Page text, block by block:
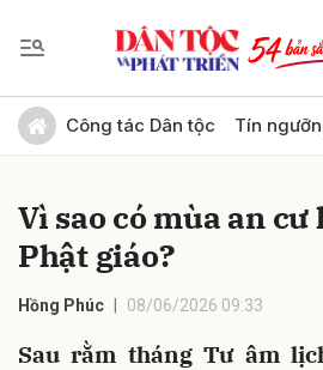
Công tác Dân tộc Tín
Vì sao có mùa an
Phật giáo?
Hồng Phúc 08/06/2026 09:33
Sau rằm tháng Tư âm
Gửi bình luận